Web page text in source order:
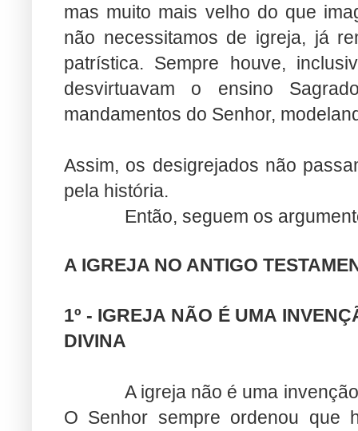
mas muito mais velho do que
não necessitamos de igreja, já
patrística. Sempre houve,
desvirtuavam o ensino
mandamentos do Senhor,
Assim, os desigrejados não
pela história.
Então, seguem os
A IGREJA NO ANTIGO
1º - IGREJA NÃO É UMA
DIVINA
A igreja não é uma
O Senhor sempre ordenou que